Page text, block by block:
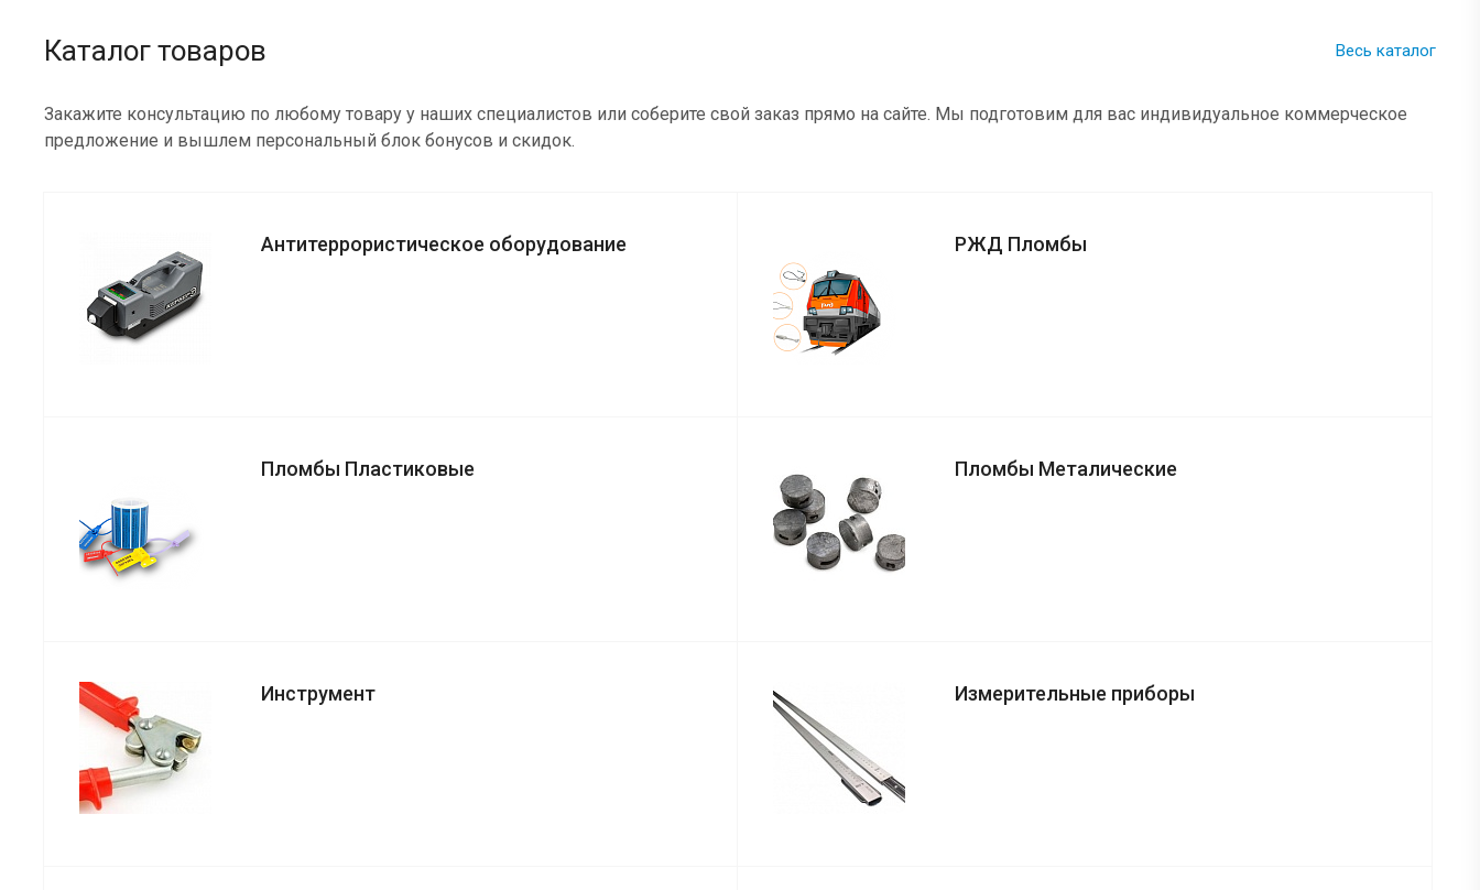
Весь каталог
Каталог товаров
Закажите консультацию по любому товару у наших специалистов или соберите свой заказ прямо на сайте. Мы подготовим для вас индивидуальное коммерческое
предложение и вышлем персональный блок бонусов и скидок.
Антитеррористическое оборудование РЖД Пломбы
Пломбы Пластиковые Пломбы Металические
Инструмент Измерительные приборы